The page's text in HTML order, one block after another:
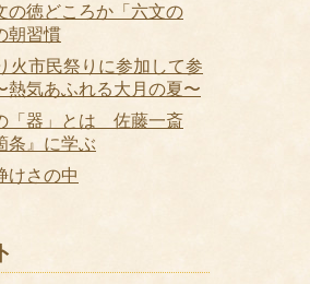
の徳どころか「六文の
朝習慣
火市民祭りに参加して参
熱気あふれる大月の夏〜
「器」とは 佐藤一斎
条』に学ぶ
けさの中